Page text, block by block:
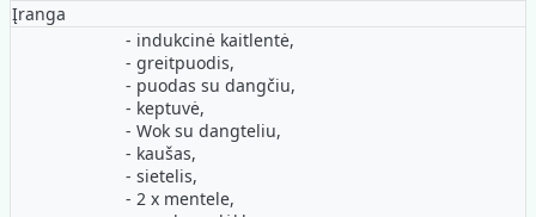
Įranga
- indukcinė kaitlentė,
- greitpuodis,
- puodas su dangčiu,
- keptuvė,
- Wok su dangteliu,
- kaušas,
- sietelis,
- 2 x mentele,